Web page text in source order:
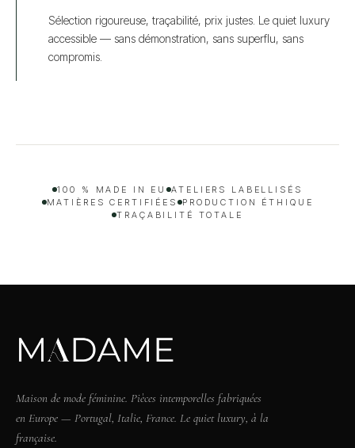
Sélection rigoureuse, traçabilité, prix justes. Le quiet luxury
accessible — sans démonstration, sans superflu, sans
compromis.
100 % MADE IN EU ATELIERS LABELLISÉS
MATIÈRES CERTIFIÉES
PRODUCTION ÉTHIQUE
TRAÇABILITÉ TOTALE
Maison de mode féminine. Pièces intemporelles fabriquées
en Europe — Portugal, Italie, France. Le quiet luxury, à la
française.